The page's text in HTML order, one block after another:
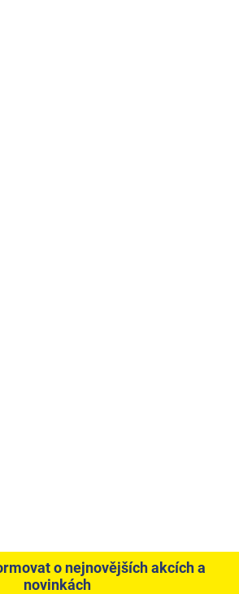
o nejnovějších akcích a
novinkách